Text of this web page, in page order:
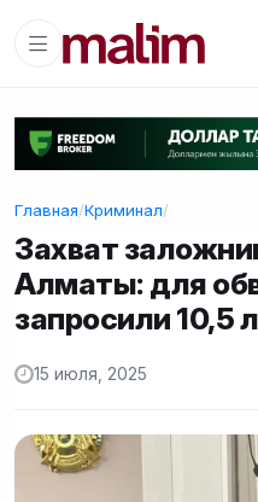
Главная/Криминал/
Захват
Алматы: для
запросили 10,5
15 июля, 2025